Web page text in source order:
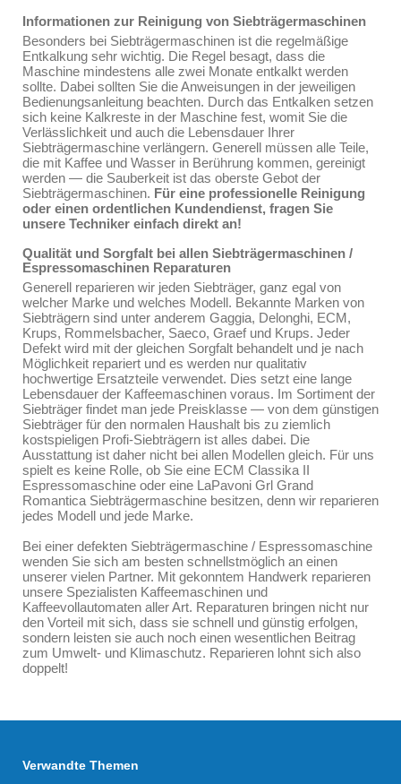
Informationen zur Reinigung von Siebträgermaschinen
Besonders bei Siebträgermaschinen ist die regelmäßige
Entkalkung sehr wichtig. Die Regel besagt, dass die
Maschine mindestens alle zwei Monate entkalkt werden
sollte. Dabei sollten Sie die Anweisungen in der jeweiligen
Bedienungsanleitung beachten. Durch das Entkalken setzen
sich keine Kalkreste in der Maschine fest, womit Sie die
Verlässlichkeit und auch die Lebensdauer Ihrer
Siebträgermaschine verlängern. Generell müssen alle Teile,
die mit Kaffee und Wasser in Berührung kommen, gereinigt
werden — die Sauberkeit ist das oberste Gebot der
Siebträgermaschinen. Für eine professionelle Reinigung
oder einen ordentlichen Kundendienst, fragen Sie
unsere Techniker einfach direkt an!
Qualität und Sorgfalt bei allen Siebträgermaschinen /
Espressomaschinen Reparaturen
Generell reparieren wir jeden Siebträger, ganz egal von
welcher Marke und welches Modell. Bekannte Marken von
Siebträgern sind unter anderem Gaggia, Delonghi, ECM,
Krups, Rommelsbacher, Saeco, Graef und Krups. Jeder
Defekt wird mit der gleichen Sorgfalt behandelt und je nach
Möglichkeit repariert und es werden nur qualitativ
hochwertige Ersatzteile verwendet. Dies setzt eine lange
Lebensdauer der Kaffeemaschinen voraus. Im Sortiment der
Siebträger findet man jede Preisklasse — von dem günstigen
Siebträger für den normalen Haushalt bis zu ziemlich
kostspieligen Profi-Siebträgern ist alles dabei. Die
Ausstattung ist daher nicht bei allen Modellen gleich. Für uns
spielt es keine Rolle, ob Sie eine ECM Classika II
Espressomaschine oder eine LaPavoni Grl Grand
Romantica Siebträgermaschine besitzen, denn wir reparieren
jedes Modell und jede Marke.
Bei einer defekten Siebträgermaschine / Espressomaschine
wenden Sie sich am besten schnellstmöglich an einen
unserer vielen Partner. Mit gekonntem Handwerk reparieren
unsere Spezialisten Kaffeemaschinen und
Kaffeevollautomaten aller Art. Reparaturen bringen nicht nur
den Vorteil mit sich, dass sie schnell und günstig erfolgen,
sondern leisten sie auch noch einen wesentlichen Beitrag
zum Umwelt- und Klimaschutz. Reparieren lohnt sich also
doppelt!
Verwandte Themen